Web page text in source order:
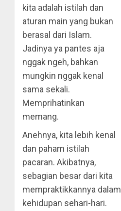
kita adalah istilah dan
aturan main yang bukan
berasal dari Islam.
Jadinya ya pantes aja
nggak ngeh, bahkan
mungkin nggak kenal
sama sekali.
Memprihatinkan
memang.
Anehnya, kita lebih kenal
dan paham istilah
pacaran. Akibatnya,
sebagian besar dari kita
mempraktikkannya dalam
kehidupan sehari-hari.